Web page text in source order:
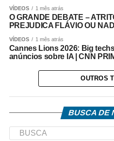
VÍDEOS 1 mês atrás
O GRANDE DEBATE –
PREJUDICA FLÁVIO OU
VÍDEOS 1 mês atrás
Cannes Lions 2026: Big
anúncios sobre IA | CNN
OUTROS
BUSCA DE